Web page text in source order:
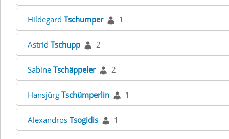
Hildegard Tschumper 1
Astrid Tschupp 2
Sabine Tschäppeler 2
Hansjürg Tschümperlin 1
Alexandros Tsogidis 1